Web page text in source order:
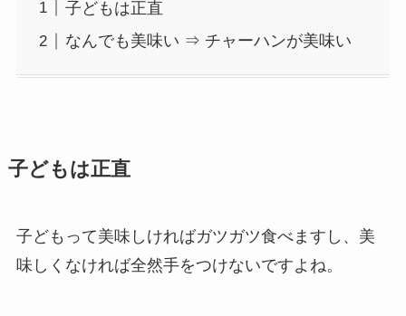
子どもは正直
なんでも美味い ⇒ チャーハンが美味い
子どもは正直
子どもって美味しければガツガツ食べますし、美
味しくなければ全然手をつけないですよね。